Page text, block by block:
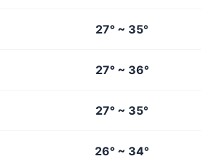
27° ~ 35°
27° ~ 36°
27° ~ 35°
26° ~ 34°